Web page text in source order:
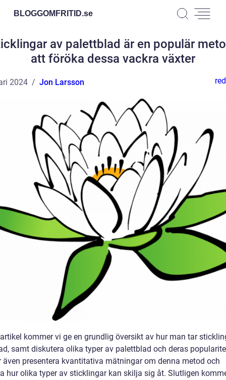
BLOGGOMFRITID.se
av palettblad är en populär
att föröka dessa vackra växter
2024 Jon Larsson
kommer vi ge en grundlig översikt av hur man tar
samt diskutera olika typer av palettblad och deras
även presentera kvantitativa mätningar om denna metod och
hur olika typer av sticklingar kan skilja sig åt. Slutligen